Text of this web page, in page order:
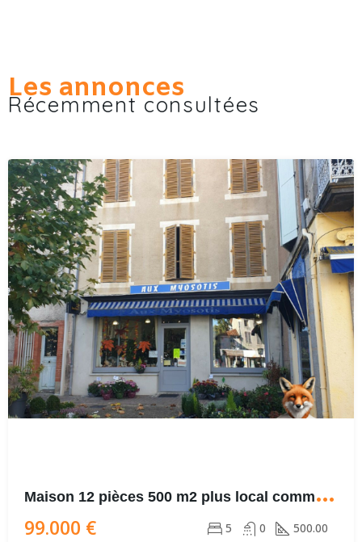
Les annonces
Récemment consultées
M
aison 12 pièces 500 m2 plus local commercial
99.000 € 5 0 500.00